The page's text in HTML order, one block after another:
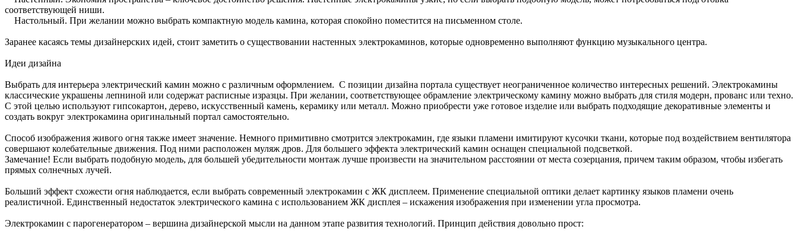
соответствующей ниши.
Настольный. При желании можно выбрать компактную модель камина, которая спокойно поместится на письменном столе.
Заранее касаясь темы дизайнерских идей, стоит заметить о существовании настенных электрокаминов, которые одновременно выполняют функцию музыкального центра.
Идеи дизайна
Выбрать для интерьера электрический камин можно с различным оформлением. С позиции дизайна портала существует неограниченное количество интересных решений. Электрокамины
классические украшены лепниной или содержат расписные изразцы. При желании, соответствующее обрамление электрическому камину можно выбрать для стиля модерн, прованс или техно.
С этой целью используют гипсокартон, дерево, искусственный камень, керамику или металл. Можно приобрести уже готовое изделие или выбрать подходящие декоративные элементы и
создать вокруг электрокамина оригинальный портал самостоятельно.
Способ изображения живого огня также имеет значение. Немного примитивно смотрится электрокамин, где языки пламени имитируют кусочки ткани, которые под воздействием вентилятора
совершают колебательные движения. Под ними расположен муляж дров. Для большего эффекта электрический камин оснащен специальной подсветкой.
Замечание! Если выбрать подобную модель, для большей убедительности монтаж лучше произвести на значительном расстоянии от места созерцания, причем таким образом, чтобы избегать
прямых солнечных лучей.
Больший эффект схожести огня наблюдается, если выбрать современный электрокамин с ЖК дисплеем. Применение специальной оптики делает картинку языков пламени очень
реалистичной. Единственный недостаток электрического камина с использованием ЖК дисплея – искажения изображения при изменении угла просмотра.
Электрокамин с парогенератором – вершина дизайнерской мысли на данном этапе развития технологий. Принцип действия довольно прост: